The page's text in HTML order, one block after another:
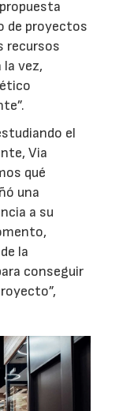
de proyectos
recursos
la vez,
el
Via
qué
una
a su
la
conseguir